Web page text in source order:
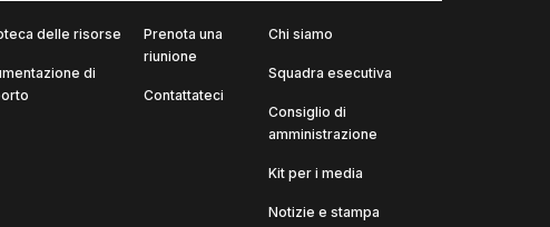
delle risorse
di
Prenota una
riunione
Contattateci
Chi siamo
Squadra esecutiva
Consiglio di
amministrazione
Kit per i media
Notizie e stampa